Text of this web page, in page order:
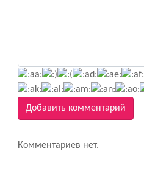
Добавить комментарий
Комментариев нет.